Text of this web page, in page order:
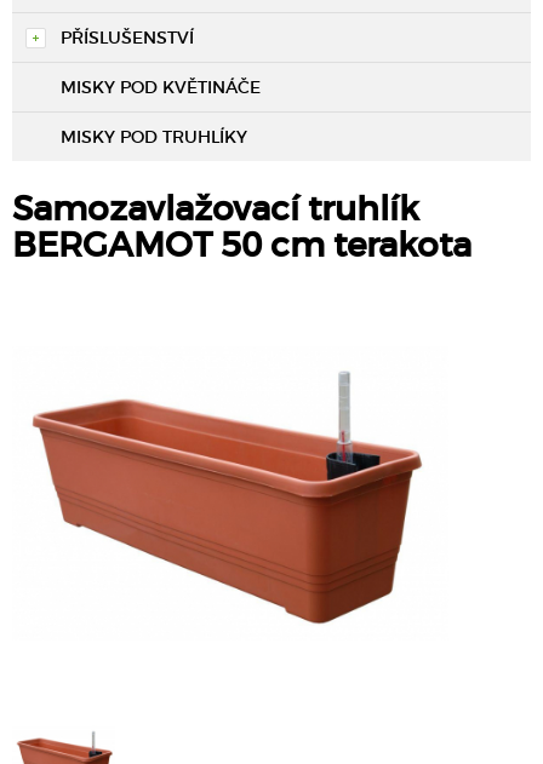
PŘÍSLUŠENSTVÍ
MISKY POD KVĚTINÁČE
MISKY POD TRUHLÍKY
Samozavlažovací truhlík
BERGAMOT 50 cm terakota